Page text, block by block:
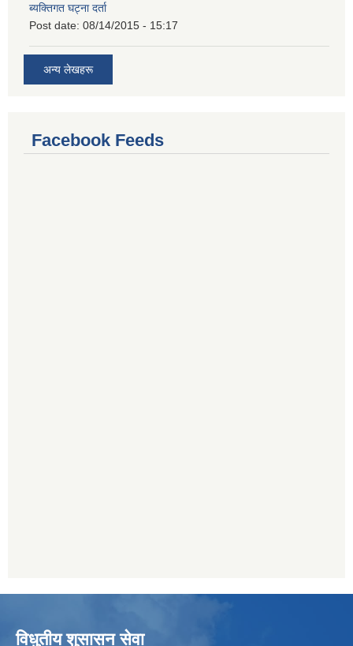
ब्यक्तिगत घट्ना दर्ता
Post date: 08/14/2015 - 15:17
अन्य लेखहरू
Facebook Feeds
विधुतीय शुसासन सेवा